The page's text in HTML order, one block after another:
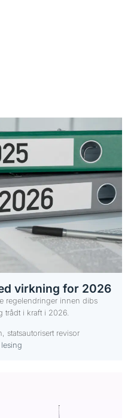
virkning for 2026
regelendringer innen dibs
trådt i kraft i 2026.
statsautorisert revisor